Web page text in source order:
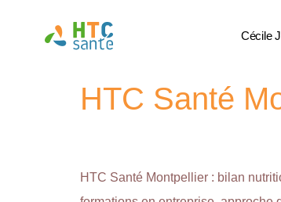
Cécile
HTC Santé
HTC Santé Montpellier : bilan